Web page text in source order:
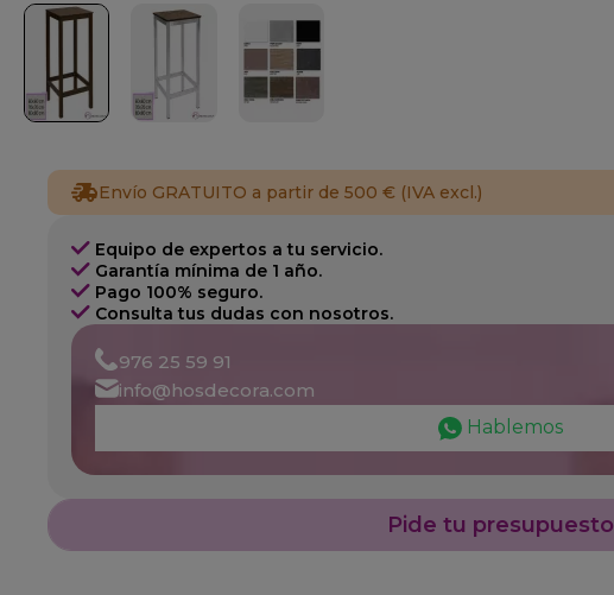
Envío GRATUITO a partir de 500 € (IVA excl.)
Equipo de expertos a tu servicio.
Garantía mínima de 1 año.
Pago 100% seguro.
Consulta tus dudas con nosotros.
976 25 59 91
info@hosdecora.com
Hablemos
Pide tu presupuesto